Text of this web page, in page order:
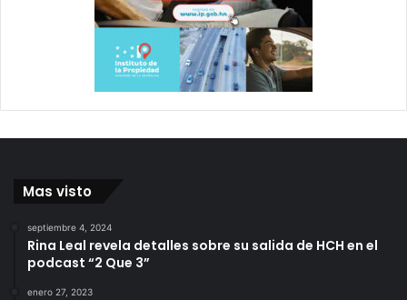
Mas visto
septiembre 4, 2024
Rina Leal revela detalles sobre su salida de HCH en el
podcast “2 Que 3”
enero 27, 2023